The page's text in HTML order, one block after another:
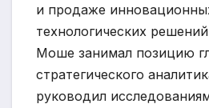
и продаже
технологических
Моше занимал позицию
стратегического
руководил